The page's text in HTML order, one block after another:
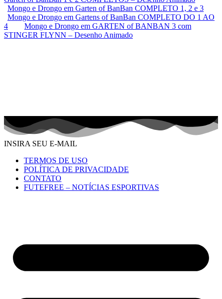
Mongo e Drongo em Garten of BanBan COMPLETO 1, 2 e 3
Mongo e Drongo em Gartens of BanBan COMPLETO DO 1 AO
4
Mongo e Drongo em GARTEN of BANBAN 3 com
STINGER FLYNN – Desenho Animado
INSIRA SEU E-MAIL
TERMOS DE USO
POLÍTICA DE PRIVACIDADE
CONTATO
FUTEFREE – NOTÍCIAS ESPORTIVAS